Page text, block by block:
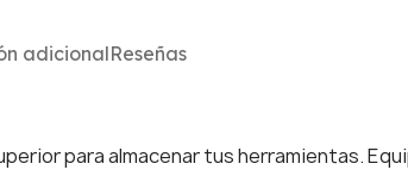
adicionalReseñas
para almacenar tus herramientas.